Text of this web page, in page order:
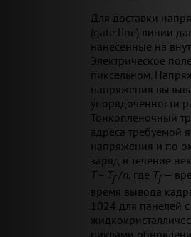
Для доставки
(gate line) линии
нанесенные на
Электрическое
пиксельном.
напряжения
упорядоченности
Тонкопленочный
адреса требуемой
напряжения и по
заряд в течение
T= Tf /n, где Tf—
время вывода
1024 для панелей
циклами